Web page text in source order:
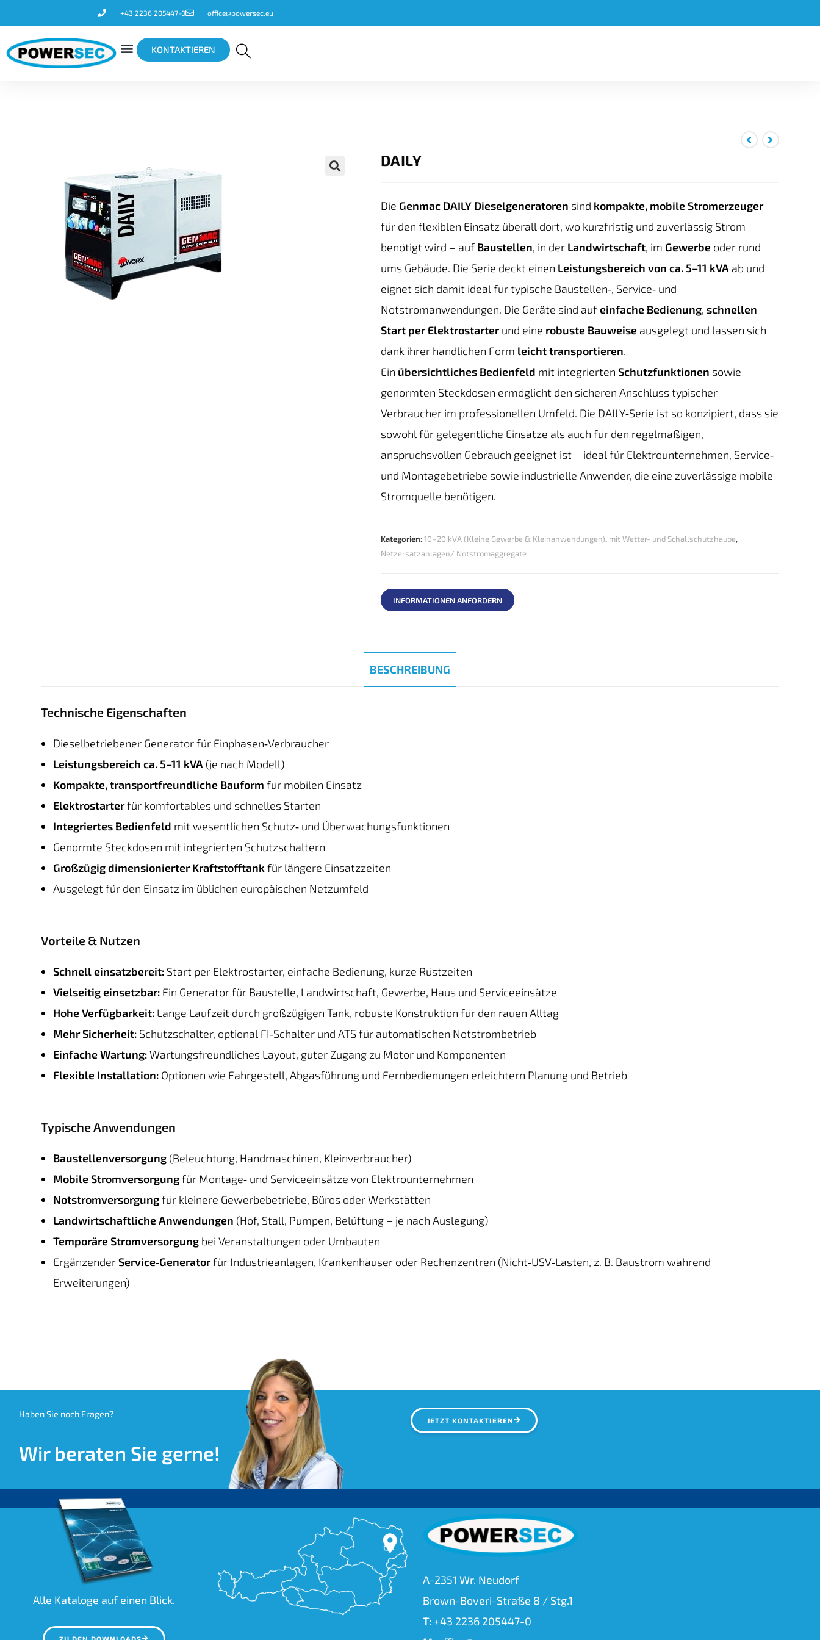
+43 2236 205447-0 office@powersec.eu
KONTAKTIEREN
DAILY
Die Genmac DAILY Dieselgeneratoren sind kompakte, mobile Stromerzeuger
für den flexiblen Einsatz überall dort, wo kurzfristig und zuverlässig Strom
benötigt wird – auf Baustellen, in der Landwirtschaft, im Gewerbeoder rund
ums Gebäude. Die Serie deckt einen Leistungsbereich von ca. 5–11 kVA ab und
eignet sich damit ideal für typische Baustellen‑, Service‑ und
Notstromanwendungen. Die Geräte sind aufeinfache Bedienung, schnellen
Start per Elektrostarterund eine robuste Bauweiseausgelegt und lassen sich
dank ihrer handlichen Form leicht transportieren.
Ein übersichtliches Bedienfeld mit integrierten Schutzfunktionen sowie
genormten Steckdosen ermöglicht den sicheren Anschluss typischer
Verbraucher im professionellen Umfeld. Die DAILY‑Serie ist so konzipiert, dass sie
sowohl für gelegentliche Einsätze als auch für den regelmäßigen,
anspruchsvollen Gebrauch geeignet ist – ideal für Elektrounternehmen, Service‑
und Montagebetriebe sowie industrielle Anwender, die eine zuverlässige mobile
Stromquelle benötigen.
Kategorien:10–20 kVA (Kleine Gewerbe & Kleinanwendungen), mit Wetter- und Schallschutzhaube,
Netzersatzanlagen/ Notstromaggregate
INFORMATIONEN ANFORDERN
BESCHREIBUNG
Technische Eigenschaften
Dieselbetriebener Generator für Einphasen‑Verbraucher
Leistungsbereich ca. 5–11 kVA (je nach Modell)
Kompakte, transportfreundliche Bauform für mobilen Einsatz
Elektrostarterfür komfortables und schnelles Starten
Integriertes Bedienfeld mit wesentlichen Schutz‑ und Überwachungsfunktionen
Genormte Steckdosen mit integrierten Schutzschaltern
Großzügig dimensionierter Kraftstofftank für längere Einsatzzeiten
Ausgelegt für den Einsatz im üblichen europäischen Netzumfeld
Vorteile & Nutzen
Schnell einsatzbereit: Start per Elektrostarter, einfache Bedienung, kurze Rüstzeiten
Vielseitig einsetzbar: Ein Generator für Baustelle, Landwirtschaft, Gewerbe, Haus und Serviceeinsätze
Hohe Verfügbarkeit: Lange Laufzeit durch großzügigen Tank, robuste Konstruktion für den rauen Alltag
Mehr Sicherheit: Schutzschalter, optional FI‑Schalter und ATS für automatischen Notstrombetrieb
Einfache Wartung:Wartungsfreundliches Layout, guter Zugang zu Motor und Komponenten
Flexible Installation: Optionen wie Fahrgestell, Abgasführung und Fernbedienungen erleichtern Planung und Betrieb
Typische Anwendungen
Baustellenversorgung (Beleuchtung, Handmaschinen, Kleinverbraucher)
Mobile Stromversorgungfür Montage‑ und Serviceeinsätze von Elektrounternehmen
Notstromversorgungfür kleinere Gewerbebetriebe, Büros oder Werkstätten
Landwirtschaftliche Anwendungen (Hof, Stall, Pumpen, Belüftung – je nach Auslegung)
Temporäre Stromversorgung bei Veranstaltungen oder Umbauten
ErgänzenderService‑Generatorfür Industrieanlagen, Krankenhäuser oder Rechenzentren (Nicht‑USV‑Lasten, z. B. Baustrom während
Erweiterungen)
Haben Sie noch Fragen?
Wir beraten Sie gerne!
JETZT KONTAKTIEREN
Alle Kataloge auf einen Blick.
A-2351 Wr. Neudorf
Brown-Boveri-Straße 8 / Stg.1
T: +43 2236 205447-0